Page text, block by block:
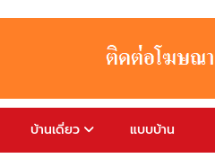
บ้านเดี่ยว แบบบ้าน